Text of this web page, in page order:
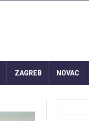
ZAGREB NOVAC